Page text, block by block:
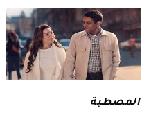
المصطبة